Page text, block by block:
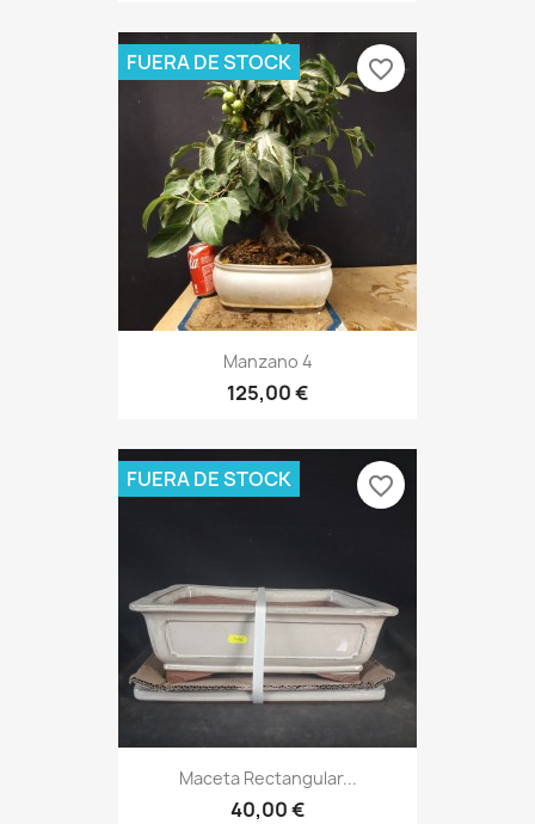
Manzano 4
125,00 €
FUERA DE STOCK favorite_border
Maceta Rectangular...
40,00 €
FUERA DE STOCK favorite_border